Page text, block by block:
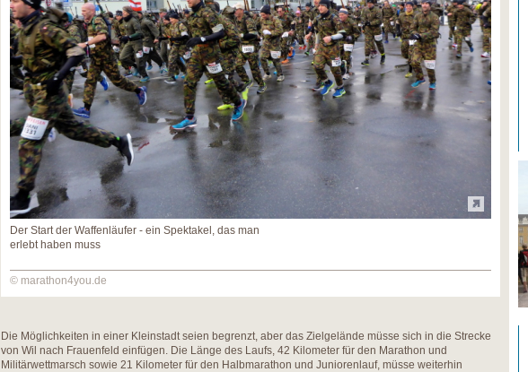
Der Start der Waffenläufer - ein Spektakel, das man
erlebt haben muss
© marathon4you.de
Die Möglichkeiten in einer Kleinstadt seien begrenzt, aber das Zielgelände müsse sich in die Strecke
von Wil nach Frauenfeld einfügen. Die Länge des Laufs, 42 Kilometer für den Marathon und
Militärwettmarsch sowie 21 Kilometer für den Halbmarathon und Juniorenlauf, müsse weiterhin